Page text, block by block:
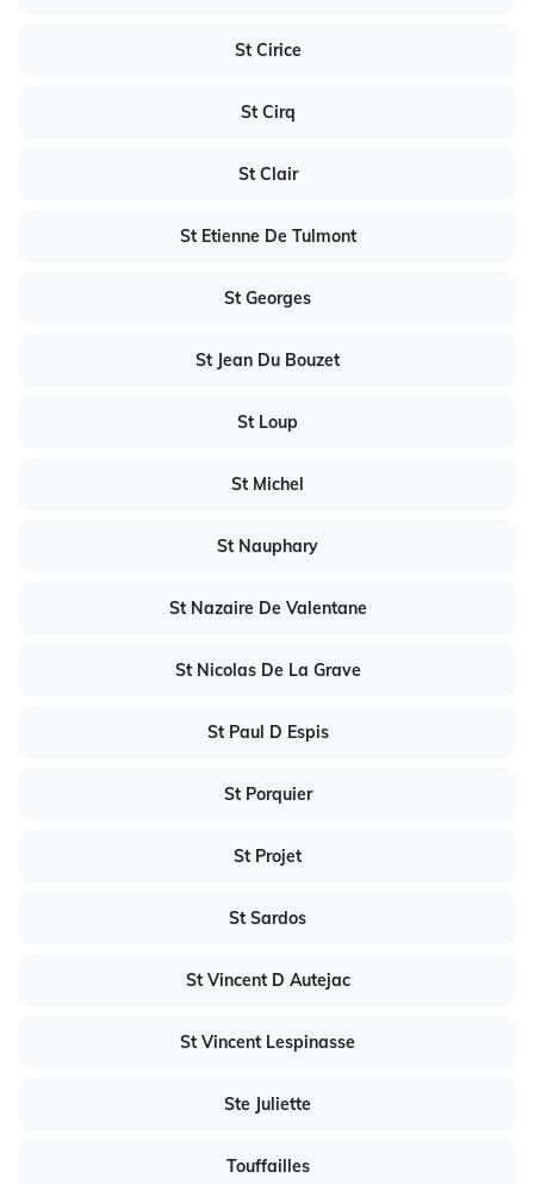
St Cirice
St Cirq
St Clair
St Etienne De Tulmont
St Georges
St Jean Du Bouzet
St Loup
St Michel
St Nauphary
St Nazaire De Valentane
St Nicolas De La Grave
St Paul D Espis
St Porquier
St Projet
St Sardos
St Vincent D Autejac
St Vincent Lespinasse
Ste Juliette
Touffailles